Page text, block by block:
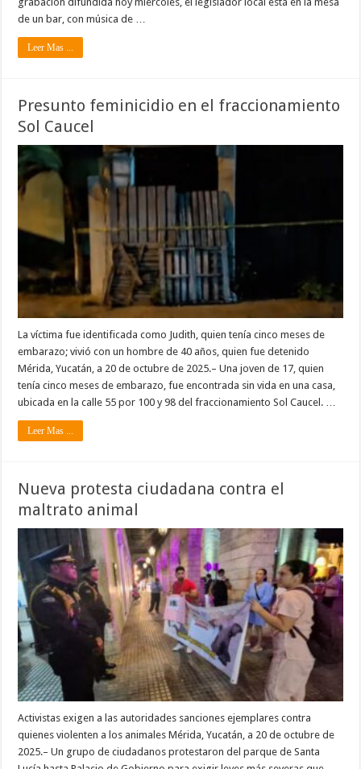
de un bar, con música de …
Leer Mas ...
Presunto feminicidio en el fraccionamiento
Sol Caucel
La víctima fue identificada como Judith, quien tenía cinco meses de
embarazo; vivió con un hombre de 40 años, quien fue detenido
Mérida, Yucatán, a 20 de octubre de 2025.– Una joven de 17, quien
tenía cinco meses de embarazo, fue encontrada sin vida en una casa,
ubicada en la calle 55 por 100 y 98 del fraccionamiento Sol Caucel. …
Leer Mas ...
Nueva protesta ciudadana contra el
maltrato animal
Activistas exigen a las autoridades sanciones ejemplares contra
quienes violenten a los animales Mérida, Yucatán, a 20 de octubre de
2025.– Un grupo de ciudadanos protestaron del parque de Santa